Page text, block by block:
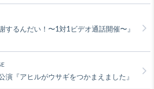
するんだい！〜1対1ビデオ通話開催〜』
演『アヒルがウサギをつかまえました』